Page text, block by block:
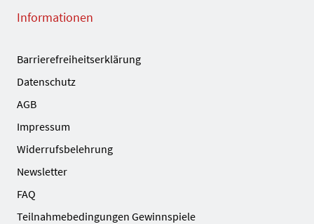
Informationen
Barrierefreiheitserklärung
Datenschutz
AGB
Impressum
Widerrufsbelehrung
Newsletter
FAQ
Teilnahmebedingungen Gewinnspiele